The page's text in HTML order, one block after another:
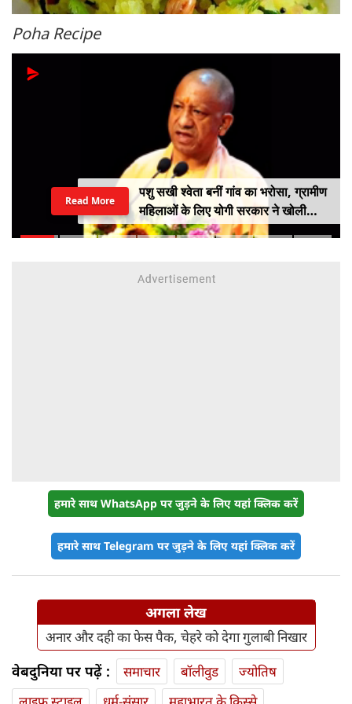
Poha Recipe
15 अगस्त स्वतंत्रता दिवस पर जरूर करें ये
10 काम, देशभक्ति के साथ ऐसे मनाएं
आजादी का पर्व
Read More
हमारे साथ WhatsApp पर जुड़ने के लिए यहां क्लिक करें
हमारे साथ Telegram पर जुड़ने के लिए यहां क्लिक करें
अगला लेख
अनार और दही का फेस पैक, चेहरे को देगा गुलाबी निखार
वेबदुनिया पर पढ़ें : समाचार बॉलीवुड
ज्योतिष